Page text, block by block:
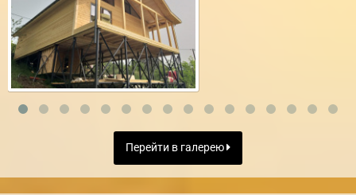
Перейти в галерею